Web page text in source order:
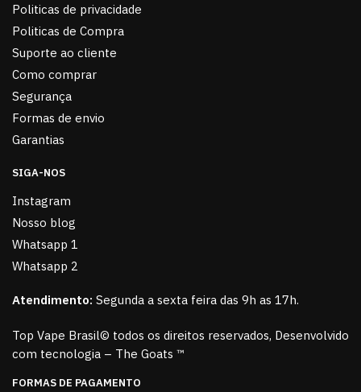
Politicas de privacidade
Politicas de Compra
Suporte ao cliente
Como comprar
Segurança
Formas de envio
Garantias
SIGA-NOS
Instagram
Nosso blog
Whatsapp 1
Whatsapp 2
Atendimento: Segunda a sexta feira das 9h as 17h.
Top Vape Brasil© todos os direitos reservados, Desenvolvido
com tecnologia – The Goats ™
FORMAS DE PAGAMENTO